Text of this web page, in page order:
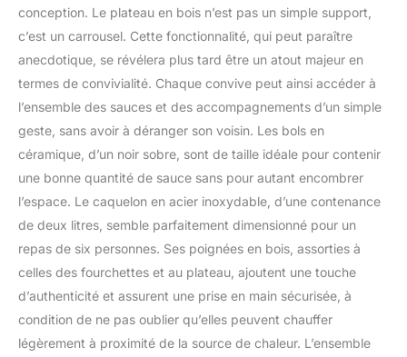
réchaud, 1 plateau
tournant en bois de hêtre
Ø 39 cm, 6 bols en
céramique, 6 fourchettes
à fondue avec
marquage, 6 cuillères, 1
brûleur à pâte de sécurité
conviviale entre amis ou
en famille ; carrousel à
fondue à viande ou à
poisson, 6 personnes.
d'une fondue
bourguignonne, chinoise
ou marinière ! Utilisation
facile : fonctionne avec
un brûleur avec variateur
conception. Le plateau en bois n’est pas un simple support,
c’est un carrousel. Cette fonctionnalité, qui peut paraître
anecdotique, se révélera plus tard être un atout majeur en
termes de convivialité. Chaque convive peut ainsi accéder à
l’ensemble des sauces et des accompagnements d’un simple
geste, sans avoir à déranger son voisin. Les bols en
céramique, d’un noir sobre, sont de taille idéale pour contenir
une bonne quantité de sauce sans pour autant encombrer
l’espace. Le caquelon en acier inoxydable, d’une contenance
de deux litres, semble parfaitement dimensionné pour un
repas de six personnes. Ses poignées en bois, assorties à
celles des fourchettes et au plateau, ajoutent une touche
d’authenticité et assurent une prise en main sécurisée, à
condition de ne pas oublier qu’elles peuvent chauffer
légèrement à proximité de la source de chaleur. L’ensemble